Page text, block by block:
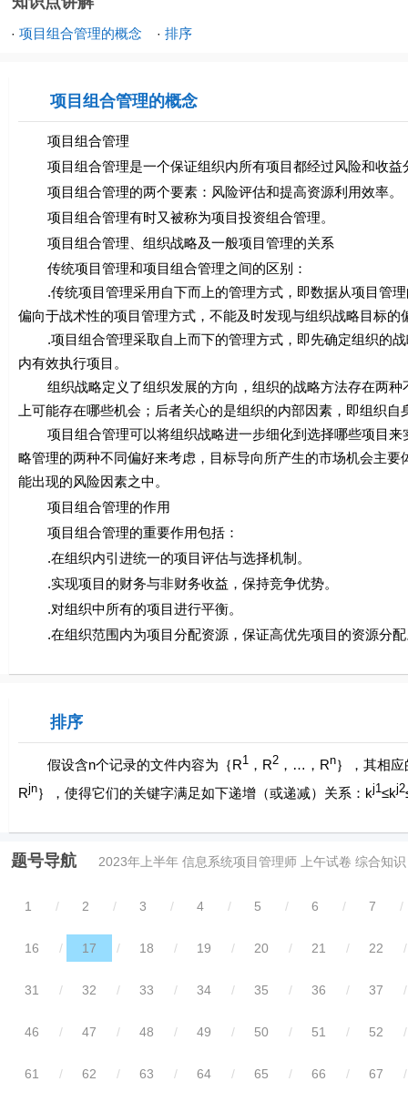
· 项目组合管理的概念 · 排序
项目组合管理的概念
项目组合管理
项目组合管理是一个保证组织内所有项目都经过风险和收益
项目组合管理的两个要素：风险评估和提高资源利用效率。
项目组合管理有时又被称为项目投资组合管理。
项目组合管理、组织战略及一般项目管理的关系
传统项目管理和项目组合管理之间的区别：
.传统项目管理采用自下而上的管理方式，即数据从项目管理
偏向于战术性的项目管理方式，不能及时发现与组织战略目标
.项目组合管理采取自上而下的管理方式，即先确定组织的战
内有效执行项目。
组织战略定义了组织发展的方向，组织的战略方法存在两种
上可能存在哪些机会；后者关心的是组织的内部因素，即组织
项目组合管理可以将组织战略进一步细化到选择哪些项目来
略管理的两种不同偏好来考虑，目标导向所产生的市场机会主
能出现的风险因素之中。
项目组合管理的作用
项目组合管理的重要作用包括：
.在组织内引进统一的项目评估与选择机制。
.实现项目的财务与非财务收益，保持竞争优势。
.对组织中所有的项目进行平衡。
.在组织范围内为项目分配资源，保证高优先项目的资源分配
排序
假设含n个记录的文件内容为｛R1， R2，…， Rn｝，其相应
Rjn｝，使得它们的关键字满足如下递增（或递减）关系： kj1≤kj2
题号导航 2023年上半年 信息系统项目管理师 上午试卷 综合知识
1 / 2 / 3 / 4 / 5 / 6 / 7 /
16 / 17 / 18 / 19 / 20 / 21 / 22 /
31 / 32 / 33 / 34 / 35 / 36 / 37 /
46 / 47 / 48 / 49 / 50 / 51 / 52 /
61 / 62 / 63 / 64 / 65 / 66 / 67 /